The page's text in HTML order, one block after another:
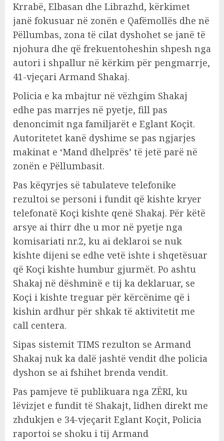
Krrabë, Elbasan dhe Librazhd, kërkimet
janë fokusuar në zonën e Qafëmollës dhe në
Pëllumbas, zona të cilat dyshohet se janë të
njohura dhe që frekuentoheshin shpesh nga
autori i shpallur në kërkim për pengmarrje,
41-vjeçari Armand Shakaj.
Policia e ka mbajtur në vëzhgim Shakaj
edhe pas marrjes në pyetje, fill pas
denoncimit nga familjarët e Eglant Koçit.
Autoritetet kanë dyshime se pas ngjarjes
makinat e ‘Mand dhelprës’ të jetë parë në
zonën e Pëllumbasit.
Pas këqyrjes së tabulateve telefonike
rezultoi se personi i fundit që kishte kryer
telefonatë Koçi kishte qenë Shakaj. Për këtë
arsye ai thirr dhe u mor në pyetje nga
komisariati nr.2, ku ai deklaroi se nuk
kishte dijeni se edhe vetë ishte i shqetësuar
që Koçi kishte humbur gjurmët. Po ashtu
Shakaj në dëshminë e tij ka deklaruar, se
Koçi i kishte treguar për kërcënime që i
kishin ardhur për shkak të aktivitetit me
call centera.
Sipas sistemit TIMS rezulton se Armand
Shakaj nuk ka dalë jashtë vendit dhe policia
dyshon se ai fshihet brenda vendit.
Pas pamjeve të publikuara nga ZËRI, ku
lëvizjet e fundit të Shakajt, lidhen direkt me
zhdukjen e 34-vjeçarit Eglant Koçit, Policia
raportoi se shoku i tij Armand